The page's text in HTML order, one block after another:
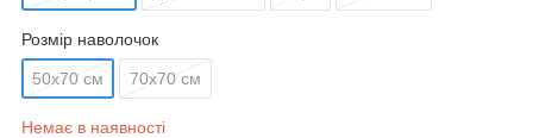
Розмір наволочок
50х70 см 70х70 см
Немає в наявності